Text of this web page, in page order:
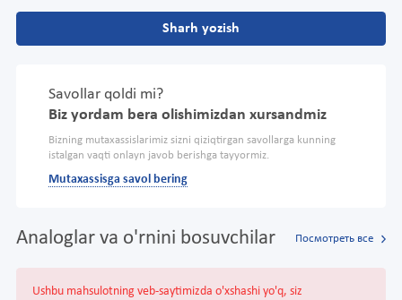
Sharh yozish
Savollar qoldi mi?
Biz yordam bera olishimizdan xursandmiz
Bizning mutaxassislarimiz sizni qiziqtirgan savollarga kunning
istalgan vaqti onlayn javob berishga tayyormiz.
Mutaxassisga savol bering
Analoglar va o'rnini bosuvchilar Посмотреть все
Ushbu mahsulotning veb-saytimizda o'xshashi yo'q, siz